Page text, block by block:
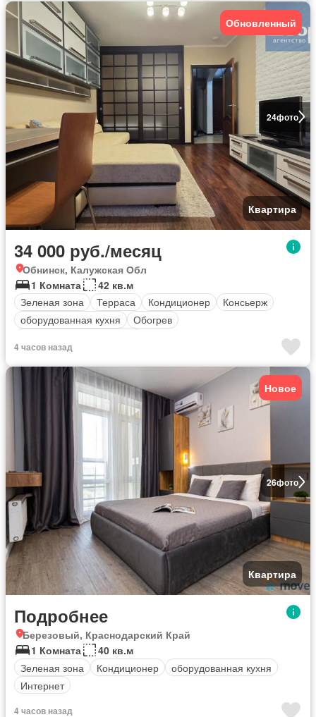
24фото
Обновленный
Квартира
34 000 руб./месяц
Обнинск, Калужская Обл
1 Комната
42 кв.м
Зеленая зона
Терраса Кондиционер
Консьерж
оборудованная кухня
Обогрев
4 часов назад
26фото
Новое
Квартира
Подробнее
Березовый, Краснодарский Край
1 Комната
40 кв.м
Зеленая зона
Кондиционер
оборудованная кухня
Интернет
4 часов назад